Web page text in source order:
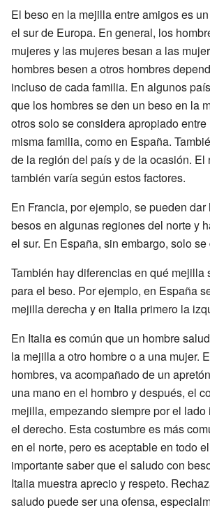
El beso en la mejilla entre amigos es
el sur de Europa. En general, los
mujeres y las mujeres besan a las
hombres besen a otros hombres
incluso de cada familia. En algunos
que los hombres se den un beso en la
otros solo se considera apropiado
misma familia, como en España.
de la región del país y de la ocasión. El
también varía según estos factores.
En Francia, por ejemplo, se pueden dar
besos en algunas regiones del norte y
el sur. En España, sin embargo, solo
También hay diferencias en qué mejilla
para el beso. Por ejemplo, en España
mejilla derecha y en Italia primero la
En Italia es común que un hombre
la mejilla a otro hombre o a una mujer.
hombres, va acompañado de un
una mano en el hombro y después, el
mejilla, empezando siempre por el
el derecho. Esta costumbre es más
en el norte, pero es aceptable en todo
importante saber que el saludo con
Italia muestra aprecio y respeto.
saludo puede ser una ofensa,